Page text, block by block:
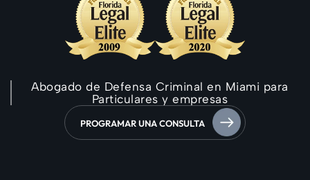
PROGRAMAR UNA CONSULTA
Abogado de Defensa Criminal en Miami para
Particulares y empresas